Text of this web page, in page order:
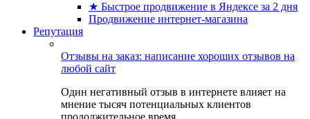
★ Быстрое продвижение в Яндексе за 2 дня
Продвижение интернет-магазина
Репутация
Отзывы на заказ: написание хороших отзывов на
любой сайт
Один негативный отзыв в интернете влияет на
мнение тысяч потенциальных клиентов
продолжительное время. ...